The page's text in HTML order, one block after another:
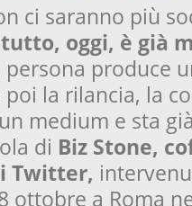
ci saranno più
tutto, oggi, è già
produce
la rilancia, la
medium e sta
di Biz Stone,
Twitter,
ottobre a Roma